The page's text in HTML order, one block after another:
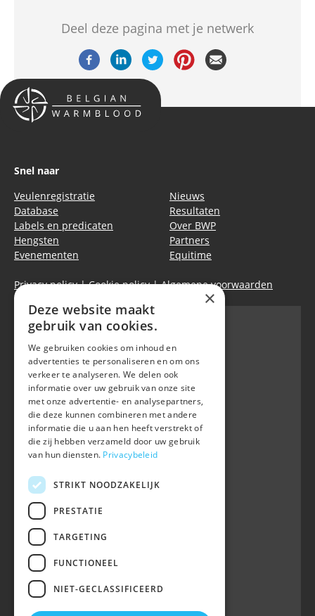
Deel deze pagina met je netwerk
Snel naar
Veulenregistratie
Database
Labels en predicaten
Hengsten
Evenementen
Nieuws
Resultaten
Over BWP
Partners
Equitime
Privacy policy|Cookie policy|Algemene voorwaarden
Belgian Warmblood - BWP
Waversebaan 99
B-3050 OUD-HEVERLEE
+32 (0) 16 47 99 80
info@belgian-warmblood.com
BTW BE 0410.346.424
RPR Leuven
IBAN BE40 7364 0368 4863
Volg ons op
Wij zijn telefonisch bereikbaar:
woe 9u-12u
maa, din, don, vrij 13u-16u
×
Deze website maakt
gebruik van cookies.
We gebruiken cookies om inhoud en
advertenties te personaliseren en om ons
verkeer te analyseren. We delen ook
informatie over uw gebruik van onze site
met onze advertentie- en analysepartners,
die deze kunnen combineren met andere
informatie die u aan hen heeft verstrekt of
die zij hebben verzameld door uw gebruik
van hun diensten. Privacybeleid
STRIKT NOODZAKELIJK
PRESTATIE
TARGETING
FUNCTIONEEL
NIET-GECLASSIFICEERD